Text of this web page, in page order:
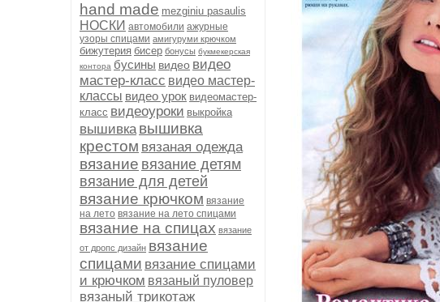
hand made mezginiu pasaulis
НОСКИ автомобили ажурные
узоры спицами амигуруми крючком
бижутерия бисер бонусы букмекерская
контора бусины видео видео
мастер-класс видео мастер-
классы видео урок видеомастер-
класс видеоуроки выкройка
вышивка вышивка
крестом вязаная одежда
вязание вязание детям
вязание для детей
вязание крючком вязание
на лето вязание на лето спицами
вязание на спицах вязание
от дропс дизайн вязание
спицами вязание спицами
и крючком вязаный пуловер
вязаный трикотаж